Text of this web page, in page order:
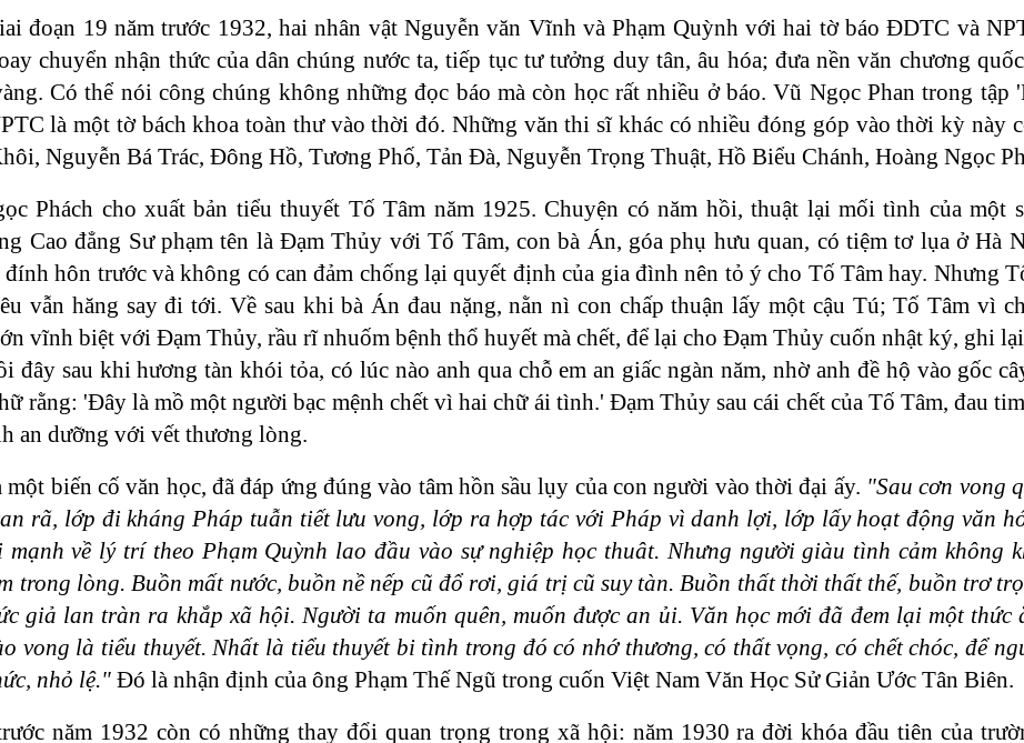
đoạn 19 năm trước 1932, hai nhân vật Nguyễn văn Vĩnh và Phạm Quỳnh với hai tờ báo ĐDTC và
chuyển nhận thức của dân chúng nước ta, tiếp tục tư tưởng duy tân, âu hóa; đưa nền văn chương
Có thể nói công chúng không những đọc báo mà còn học rất nhiều ở báo. Vũ Ngọc Phan trong tập
là một tờ bách khoa toàn thư vào thời đó. Những văn thi sĩ khác có nhiều đóng góp vào thời kỳ này
Nguyễn Bá Trác, Đông Hồ, Tương Phố, Tản Đà, Nguyễn Trọng Thuật, Hồ Biểu Chánh, Hoàng Ngọc
Phách cho xuất bản tiểu thuyết Tố Tâm năm 1925. Chuyện có năm hồi, thuật lại mối tình của một
Cao đẳng Sư phạm tên là Đạm Thủy với Tố Tâm, con bà Án, góa phụ hưu quan, có tiệm tơ lụa ở Hà
đính hôn trước và không có can đảm chống lại quyết định của gia đình nên tỏ ý cho Tố Tâm hay. Nhưng
vẫn hăng say đi tới. Về sau khi bà Án đau nặng, nằn nì con chấp thuận lấy một cậu Tú; Tố Tâm vì
vĩnh biệt với Đạm Thủy, rầu rĩ nhuốm bệnh thổ huyết mà chết, để lại cho Đạm Thủy cuốn nhật ký, ghi
đây sau khi hương tàn khói tỏa, có lúc nào anh qua chỗ em an giấc ngàn năm, nhờ anh đề hộ vào gốc
rằng: 'Đây là mồ một người bạc mệnh chết vì hai chữ ái tình.' Đạm Thủy sau cái chết của Tố Tâm, đau
an dưỡng với vết thương lòng.
một biến cố văn học, đã đáp ứng đúng vào tâm hồn sầu lụy của con người vào thời đại ấy. "Sau cơn vong
rã, lớp đi kháng Pháp tuẫn tiết lưu vong, lớp ra hợp tác với Pháp vì danh lợi, lớp lấy hoạt động văn
mạnh về lý trí theo Phạm Quỳnh lao đầu vào sự nghiệp học thuât. Nhưng người giàu tình cảm không
trong lòng. Buồn mất nước, buồn nề nếp cũ đổ rơi, giá trị cũ suy tàn. Buồn thất thời thất thế, buồn trơ
giả lan tràn ra khắp xã hội. Người ta muốn quên, muốn được an ủi. Văn học mới đã đem lại một thức
vong là tiểu thuyết. Nhất là tiểu thuyết bi tình trong đó có nhớ thương, có thất vọng, có chết chóc, để
nhỏ lệ." Đó là nhận định của ông Phạm Thế Ngũ trong cuốn Việt Nam Văn Học Sử Giản Ước Tân Biên.
năm 1932 còn có những thay đổi quan trọng trong xã hội: năm 1930 ra đời khóa đầu tiên của